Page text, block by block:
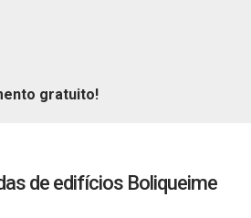
gratuito!
de edifícios Boliqueime